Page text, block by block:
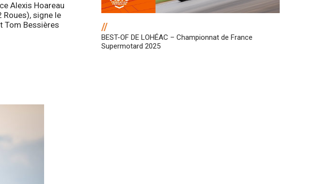
Alexis Hoareau
Roues), signe le
Tom Bessières
//
BEST-OF DE LOHÉAC – Championnat de France
Supermotard 2025